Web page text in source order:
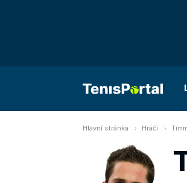
Hlavní stránka Hráči